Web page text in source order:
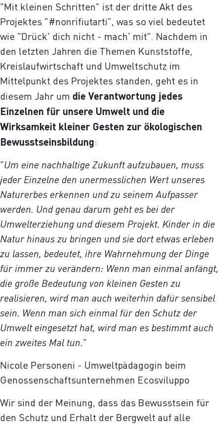
"Mit kleinen Schritten" ist der dritte Akt des
Projektes "#nonrifiutarti", was so viel bedeutet
wie "Drück' dich nicht - mach' mit". Nachdem in
den letzten Jahren die Themen Kunststoffe,
Kreislaufwirtschaft und Umweltschutz im
Mittelpunkt des Projektes standen, geht es in
diesem Jahr um die Verantwortung jedes
Einzelnen für unsere Umwelt und die
Wirksamkeit kleiner Gesten zur ökologischen
Bewusstseinsbildung:
"Um eine nachhaltige Zukunft aufzubauen, muss
jeder Einzelne den unermesslichen Wert unseres
Naturerbes erkennen und zu seinem Aufpasser
werden. Und genau darum geht es bei der
Umwelterziehung und diesem Projekt. Kinder in die
Natur hinaus zu bringen und sie dort etwas erleben
zu lassen, bedeutet, ihre Wahrnehmung der Dinge
für immer zu verändern: Wenn man einmal anfängt,
die große Bedeutung von kleinen Gesten zu
realisieren, wird man auch weiterhin dafür sensibel
sein. Wenn man sich einmal für den Schutz der
Umwelt eingesetzt hat, wird man es bestimmt auch
ein zweites Mal tun."
Nicole Personeni - Umweltpädagogin beim
Genossenschaftsunternehmen Ecosviluppo
Wir sind der Meinung, dass das Bewusstsein für
den Schutz und Erhalt der Bergwelt auf alle